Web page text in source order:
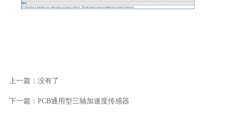
上一篇：没有了
下一篇：PCB通用型三轴加速度传感器